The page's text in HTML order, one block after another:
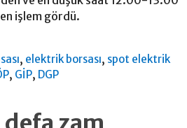
işlem gördü.
, elektrik borsası, spot elektrik
, GİP, DGP